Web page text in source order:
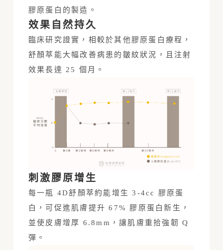
膠原蛋白的製造。
效果自然持久
臨床研究證實，相較於其他膠原蛋白療程，
舒顏萃能大幅改善病患的皺紋狀況，且注射
效果長達 25 個月。
刺激膠原增生
每一瓶 4D舒顏萃約能增生 3-4cc 膠原蛋
白，可促進肌膚提升 67% 膠原蛋白新生，
並使皮膚增厚 6.8mm，讓肌膚重拾強韌 Q
彈。